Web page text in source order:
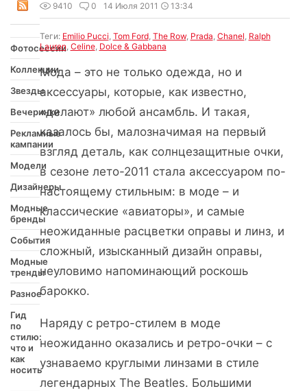
Фотосессии
Коллекции
Звезды
Вечеринки
Рекламные
кампании
Модели
Дизайнеры
Модные
бренды
События
Модные
тренды
Разное
Гид
по
стилю:
что и
как
носить
9410 0 14 Июля 2011 13:34
Теги: Emilio Pucci, Tom Ford, The Row, Prada, Chanel, Ralph
Lauren, Celine, Dolce & Gabbana
Мода – это не только одежда, но и
аксессуары, которые, как известно,
«делают» любой ансамбль. И такая,
казалось бы, малозначимая на первый
взгляд деталь, как солнцезащитные очки,
в сезоне лето-2011 стала аксессуаром по-
настоящему стильным: в моде – и
классические «авиаторы», и самые
неожиданные расцветки оправы и линз, и
сложный, изысканный дизайн оправы,
неуловимо напоминающий роскошь
барокко.
Наряду с ретро-стилем в моде
неожиданно оказались и ретро-очки – с
узнаваемо круглыми линзами в стиле
легендарных The Beatles. Большими